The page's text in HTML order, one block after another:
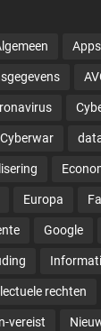
Apps
Cyberwar
Europa
Google
rechten
vereist